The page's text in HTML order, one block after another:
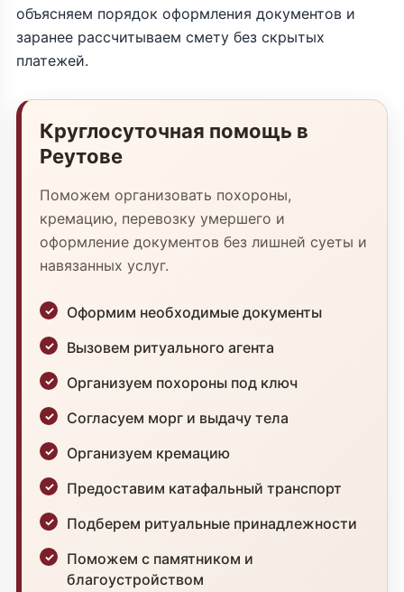
объясняем порядок оформления документов и
заранее рассчитываем смету без скрытых
платежей.
Круглосуточная помощь в
Реутове
Поможем организовать похороны,
кремацию, перевозку умершего и
оформление документов без лишней суеты и
навязанных услуг.
Оформим необходимые документы
Вызовем ритуального агента
Организуем похороны под ключ
Согласуем морг и выдачу тела
Организуем кремацию
Предоставим катафальный транспорт
Подберем ритуальные принадлежности
Поможем с памятником и
благоустройством